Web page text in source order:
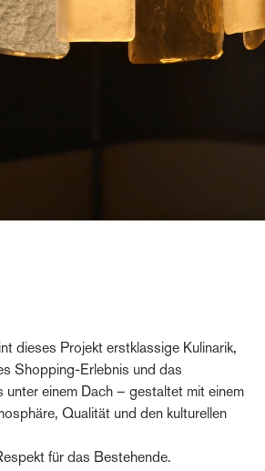
dieses Projekt erstklassige Kulinarik,
Shopping-Erlebnis und das
unter einem Dach – gestaltet mit einem
Qualität und den kulturellen
für das Bestehende.